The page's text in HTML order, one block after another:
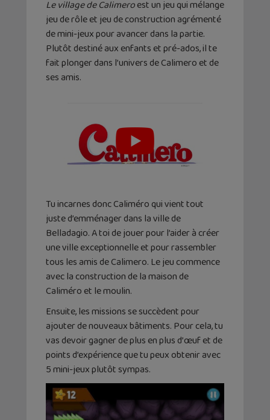
Le village de Calimeroest un jeu qui mélange
jeu de rôle et jeu de construction agrémenté
de mini-jeux pour avancer dans la partie.
Plutôt destiné aux enfants et pré-ados, il te
fait plonger dans l’univers de Calimero et de
ses amis.
Tu incarnes donc Caliméro qui vient tout
juste d’emménager dans la ville de
Belladagio. A toi de jouer pour l’aider à créer
une ville exceptionnelle et pour rassembler
tous les amis de Calimero. Le jeu commence
avec la construction de la maison de
Caliméro et le moulin.
Ensuite, les missions se succèdent pour
ajouter de nouveaux bâtiments. Pour cela, tu
vas devoir gagner de plus en plus d’œuf et de
points d’expérience que tu peux obtenir avec
5 mini-jeux plutôt sympas.